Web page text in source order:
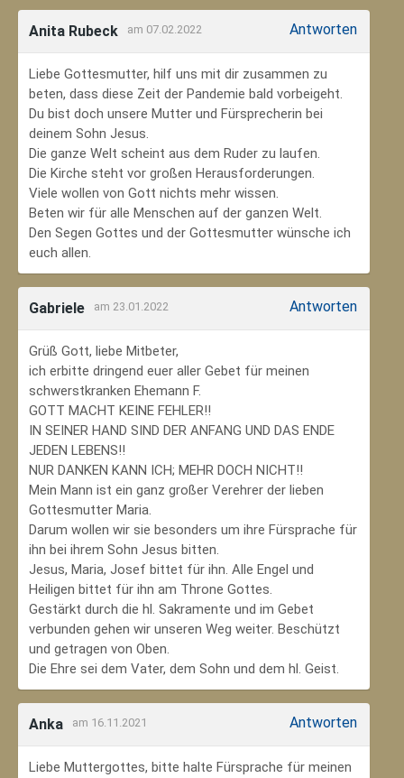
Anita Rubeck am 07.02.2022 Antworten
Liebe Gottesmutter, hilf uns mit dir zusammen zu
beten, dass diese Zeit der Pandemie bald vorbeigeht.
Du bist doch unsere Mutter und Fürsprecherin bei
deinem Sohn Jesus.
Die ganze Welt scheint aus dem Ruder zu laufen.
Die Kirche steht vor großen Herausforderungen.
Viele wollen von Gott nichts mehr wissen.
Beten wir für alle Menschen auf der ganzen Welt.
Den Segen Gottes und der Gottesmutter wünsche ich
euch allen.
Gabriele am 23.01.2022 Antworten
Grüß Gott, liebe Mitbeter,
ich erbitte dringend euer aller Gebet für meinen
schwerstkranken Ehemann F.
GOTT MACHT KEINE FEHLER!!
IN SEINER HAND SIND DER ANFANG UND DAS ENDE
JEDEN LEBENS!!
NUR DANKEN KANN ICH; MEHR DOCH NICHT!!
Mein Mann ist ein ganz großer Verehrer der lieben
Gottesmutter Maria.
Darum wollen wir sie besonders um ihre Fürsprache für
ihn bei ihrem Sohn Jesus bitten.
Jesus, Maria, Josef bittet für ihn. Alle Engel und
Heiligen bittet für ihn am Throne Gottes.
Gestärkt durch die hl. Sakramente und im Gebet
verbunden gehen wir unseren Weg weiter. Beschützt
und getragen von Oben.
Die Ehre sei dem Vater, dem Sohn und dem hl. Geist.
Anka am 16.11.2021 Antworten
Liebe Muttergottes, bitte halte Fürsprache für meinen